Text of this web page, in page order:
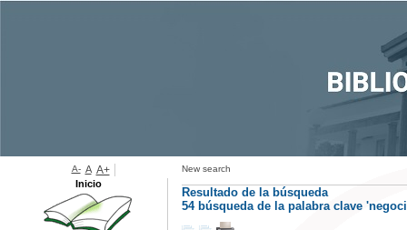
New search
Resultado de la búsqueda
54búsqueda de la palabra clave
A- A A+
Inicio